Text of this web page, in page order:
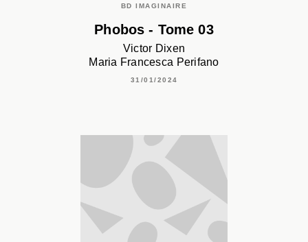
BD IMAGINAIRE
Phobos - Tome 03
Victor Dixen
Maria Francesca Perifano
31/01/2024